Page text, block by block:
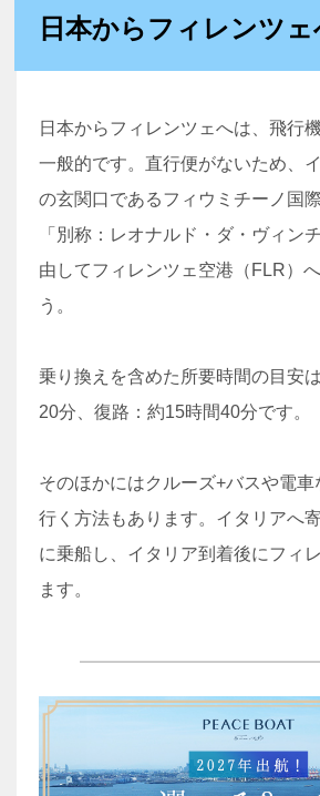
日本からフィレンツ
日本からフィレンツェへは、飛行
一般的です。直行便がないため、
の玄関口であるフィウミチーノ国
「別称：レオナルド・ダ・ヴィン
由してフィレンツェ空港（FLR）
う。
乗り換えを含めた所要時間の目安
20分、復路：約15時間40分です。
そのほかにはクルーズ+バスや電
行く方法もあります。イタリアへ
に乗船し、イタリア到着後にフィ
ます。